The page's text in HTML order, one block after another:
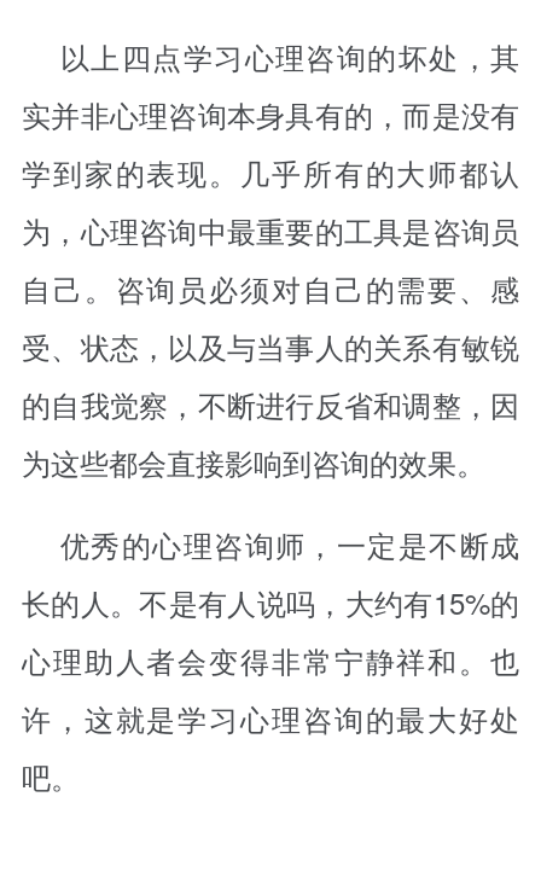
以上四点学习心理咨询的坏处，其
实并非心理咨询本身具有的，而是没有
学到家的表现。几乎所有的大师都认
为，心理咨询中最重要的工具是咨询员
自己。咨询员必须对自己的需要、感
受、状态，以及与当事人的关系有敏锐
的自我觉察，不断进行反省和调整，因
为这些都会直接影响到咨询的效果。
优秀的心理咨询师，一定是不断成
长的人。不是有人说吗，大约有15%的
心理助人者会变得非常宁静祥和。也
许，这就是学习心理咨询的最大好处
吧。